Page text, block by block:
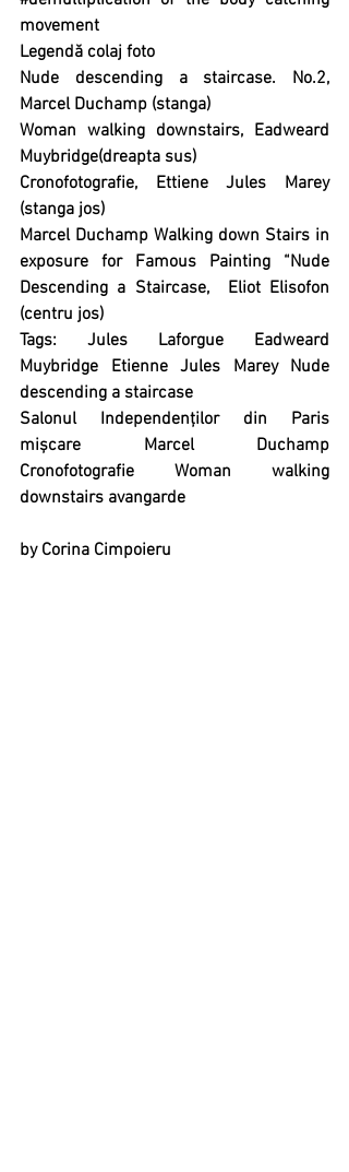
movement
Legendă colaj foto
Nude descending a staircase. No.2,
Marcel Duchamp (stanga)
Woman walking downstairs, Eadweard
Muybridge(dreapta sus)
Cronofotografie, Ettiene Jules Marey
(stanga jos)
Marcel Duchamp Walking down Stairs in
exposure for Famous Painting “Nude
Descending a Staircase,  Eliot Elisofon
(centru jos)
Tags: Jules Laforgue Eadweard
Muybridge Etienne Jules Marey Nude
descending a staircase
Salonul Independenților din Paris
mișcare Marcel Duchamp
Cronofotografie Woman walking
downstairs avangarde
by Corina Cimpoieru